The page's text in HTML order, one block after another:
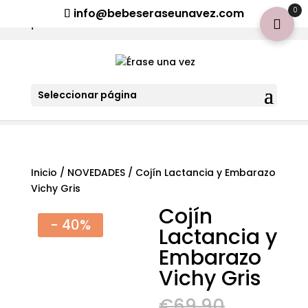
¡Aviso importante para tod@s! Si necesitan más información
info@bebeseraseunavez.com
Seleccionar página
Inicio / NOVEDADES/ Cojín Lactancia y Embarazo
Vichy Gris
- 40% Cojín
Lactancia y
Embarazo
Vichy Gris
0